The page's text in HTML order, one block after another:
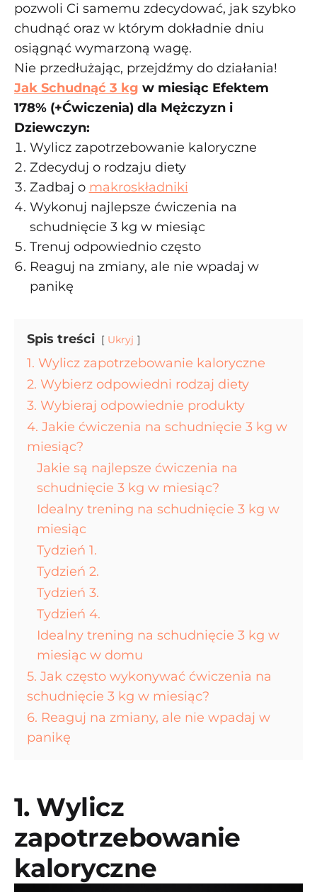
pozwoli Ci samemu zdecydować, jak szybko
chudnąć oraz w którym dokładnie dniu
osiągnąć wymarzoną wagę.
Nie przedłużając, przejdźmy do działania!
Jak Schudnąć 3 kg w miesiąc Efektem
178% (+Ćwiczenia) dla Mężczyzn i
Dziewczyn:
Wylicz zapotrzebowanie kaloryczne
Zdecyduj o rodzaju diety
Zadbaj o makroskładniki
Wykonuj najlepsze ćwiczenia na
schudnięcie 3 kg w miesiąc
Trenuj odpowiednio często
Reaguj na zmiany, ale nie wpadaj w
panikę
Spis treści Ukryj
1. Wylicz zapotrzebowanie kaloryczne
2. Wybierz odpowiedni rodzaj diety
3. Wybieraj odpowiednie produkty
4. Jakie ćwiczenia na schudnięcie 3 kg w
miesiąc?
Jakie są najlepsze ćwiczenia na
schudnięcie 3 kg w miesiąc?
Idealny trening na schudnięcie 3 kg w
miesiąc
Tydzień 1.
Tydzień 2.
Tydzień 3.
Tydzień 4.
Idealny trening na schudnięcie 3 kg w
miesiąc w domu
5. Jak często wykonywać ćwiczenia na
schudnięcie 3 kg w miesiąc?
6. Reaguj na zmiany, ale nie wpadaj w
panikę
1. Wylicz
zapotrzebowanie
kaloryczne